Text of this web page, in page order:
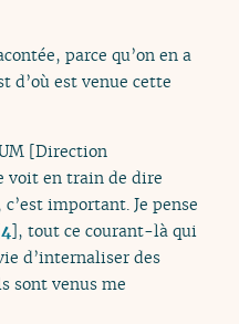
parce qu’on en a
d’où est venue cette
[Direction
voit en train de dire
important. Je pense
4], tout ce courant-là qui
d’internaliser des
sont venus me